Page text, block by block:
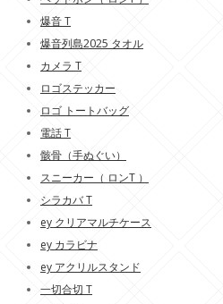
爆音 T
爆音列島2025 タオル
カメラ T
ロゴステッカー
ロゴ トートバッグ
電話 T
骸骨（手ぬぐい）
スニーカー（ ロンT ）
シラカバ T
ey クリアマルチケース
ey カラビナ
ey アクリルスタンド
一切合切 T